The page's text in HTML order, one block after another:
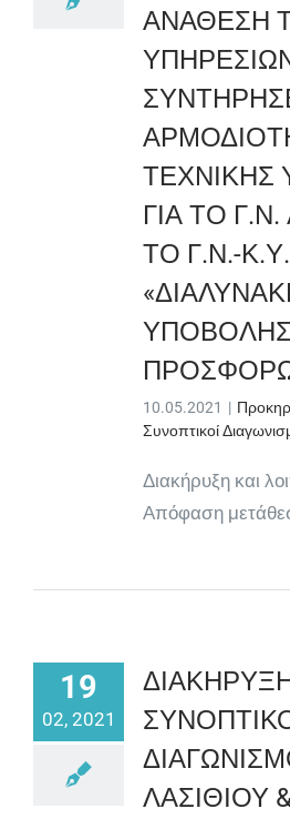
ΑΝΑΘΕΣΗ
ΤΕΧΝΙΚΗΣ
ΓΙΑ ΤΟ Γ.Ν.
ΤΟ Γ.Ν.-
ΥΠΟΒΟΛΗΣ
10.05.2021 |
Συνοπτικοί
Διακήρυξη και
Απόφαση
19
02, 2021
ΛΑΣΙΘΙΟΥ